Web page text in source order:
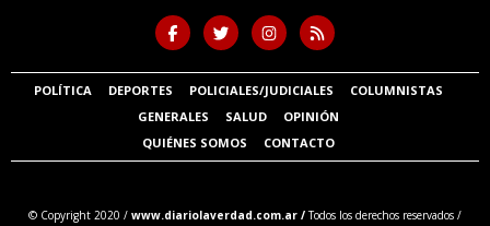
POLÍTICA DEPORTES POLICIALES/JUDICIALES
COLUMNISTAS
GENERALES
SALUD
OPINIÓN
QUIÉNES SOMOS
CONTACTO
© Copyright 2020 / www.diariolaverdad.com.ar /Todos los derechos reservados /